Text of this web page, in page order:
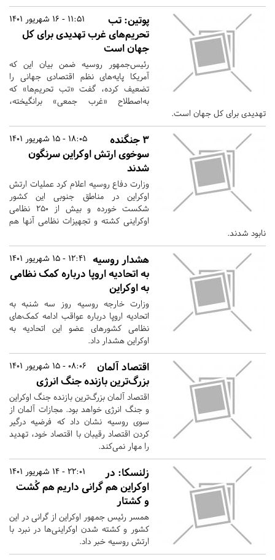
11:51 - 16 شهریور 1401
پوتین: تب
تحریم‌های غرب تهدیدی برای کل
جهان است
رئیس‌جمهور روسیه ضمن بیان این که
آمریکا پایه‌های نظم اقتصادی جهانی را
تضعیف کرده، گفت «تب تحریم‌ها» که
به‌اصطلاح «غرب جمعی» برانگیخته،
تهدیدی برای کل جهان است.
18:05 - 15 شهریور 1401
۳ جنگنده
سوخوی ارتش اوکراین سرنگون
شدند
وزارت دفاع روسیه اعلام کرد عملیات ارتش
اوکراین در مناطق جنوبی این کشور
شکست خورده و بیش از ۲۵۰ نظامی
اوکراینی کشته و تجهیزات نظامی آنها هم
نابود شدند.
12:41 - 15 شهریور 1401
هشدار روسیه
به اتحادیه اروپا درباره کمک‌ نظامی
به اوکراین
وزارت خارجه روسیه روز سه شنبه به
اتحادیه اروپا درباره عواقب ادامه کمک‌های
نظامی کشورهای عضو این اتحادیه به
اوکراین هشدار داد.
08:06 - 15 شهریور 1401
اقتصاد آلمان
بزرگ‌ترین بازنده جنگ انرژی
اقتصاد آلمان بزرگ‌ترین بازنده جنگ اوکراین
و جنگ انرژی خواهد بود. مجازات آلمان از
سوی روسیه نشان داد که فرضیه درگیر
کردن اقتصاد رقیبان با اقتصاد خود، تهدید
را مهار نمی‌کند.
22:01 - 14 شهریور 1401
زلنسکا: در
اوکراین هم گرانی داریم هم کُشت
و کشتار
همسر رئیس جمهور اوکراین از گرانی در این
کشور و کشته شدن اوکراینی‌ها در نبرد با
ارتش روسیه خبر داد.